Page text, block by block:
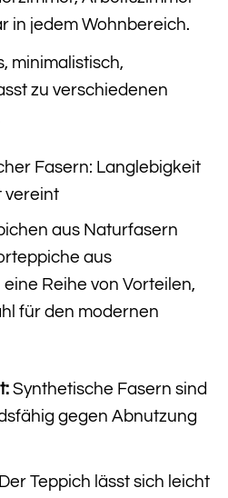
in jedem Wohnbereich.
minimalistisch,
zu verschiedenen
Fasern: Langlebigkeit
vereint
aus Naturfasern
aus
Reihe von Vorteilen,
für den modernen
Synthetische Fasern sind
gegen Abnutzung
Teppich lässt sich leicht